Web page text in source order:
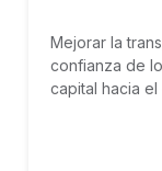
Mejorar la
confianza de
capital hacia